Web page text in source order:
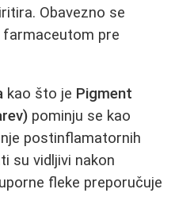
Obavezno se
pre
kao što je Pigment
pominju se kao
postinflamatornih
su vidljivi nakon
fleke preporučuje